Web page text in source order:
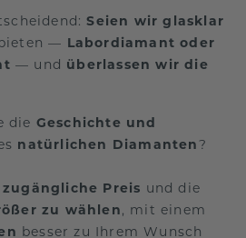
Seien wir glasklar
— Labordiamant oder
— und überlassen wir die
die Geschichte und
natürlichen Diamanten ?
zugängliche Preis und die
zu wählen, mit einem
besser zu Ihrem Wunsch